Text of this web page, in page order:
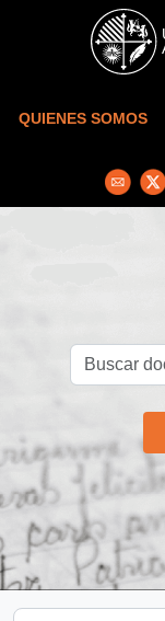
Skip to main content
QUIENES SOMOS